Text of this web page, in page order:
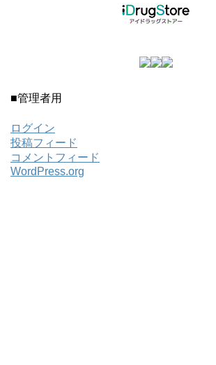
■管理者用
ログイン
投稿フィード
コメントフィード
WordPress.org